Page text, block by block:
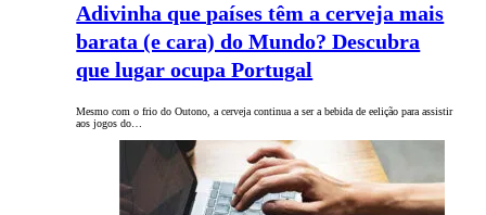
Adivinha que países têm a cerveja mais
barata (e cara) do Mundo? Descubra
que lugar ocupa Portugal
Mesmo com o frio do Outono, a cerveja continua a ser a bebida de eelição para assistir
aos jogos do…